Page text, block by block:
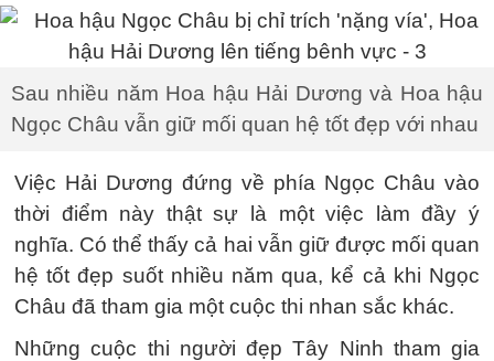
Sau nhiều năm Hoa hậu Hải Dương và Hoa hậu
Ngọc Châu vẫn giữ mối quan hệ tốt đẹp với nhau
Việc Hải Dương đứng về phía Ngọc Châu vào
thời điểm này thật sự là một việc làm đầy ý
nghĩa. Có thể thấy cả hai vẫn giữ được mối quan
hệ tốt đẹp suốt nhiều năm qua, kể cả khi Ngọc
Châu đã tham gia một cuộc thi nhan sắc khác.
Những cuộc thi người đẹp Tây Ninh tham gia